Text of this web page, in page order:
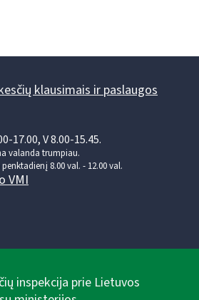
klausimais ir paslaugos
17.00, V 8.00-15.45.
valanda trumpiau.
8.00 val. - 12.00 val.
VMI
inspekcija prie Lietuvos